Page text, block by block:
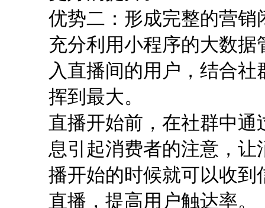
优势二：形成完整的营销
充分利用小程序的大数
入直播间的用户，结合
挥到最大。
直播开始前，在社群中
息引起消费者的注意，
播开始的时候就可以收
直播，提高用户触达率。